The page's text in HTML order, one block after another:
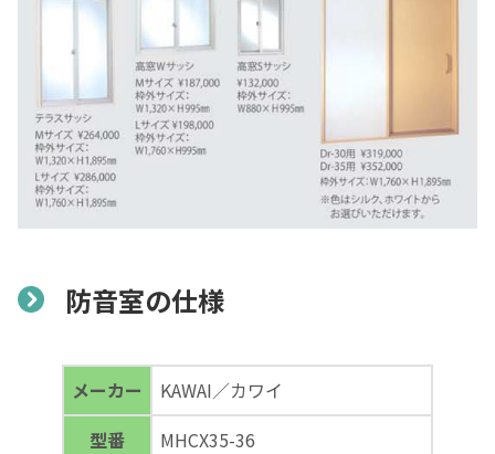
防音室の仕様
メーカー
KAWAI／カワイ
型番
MHCX35-36